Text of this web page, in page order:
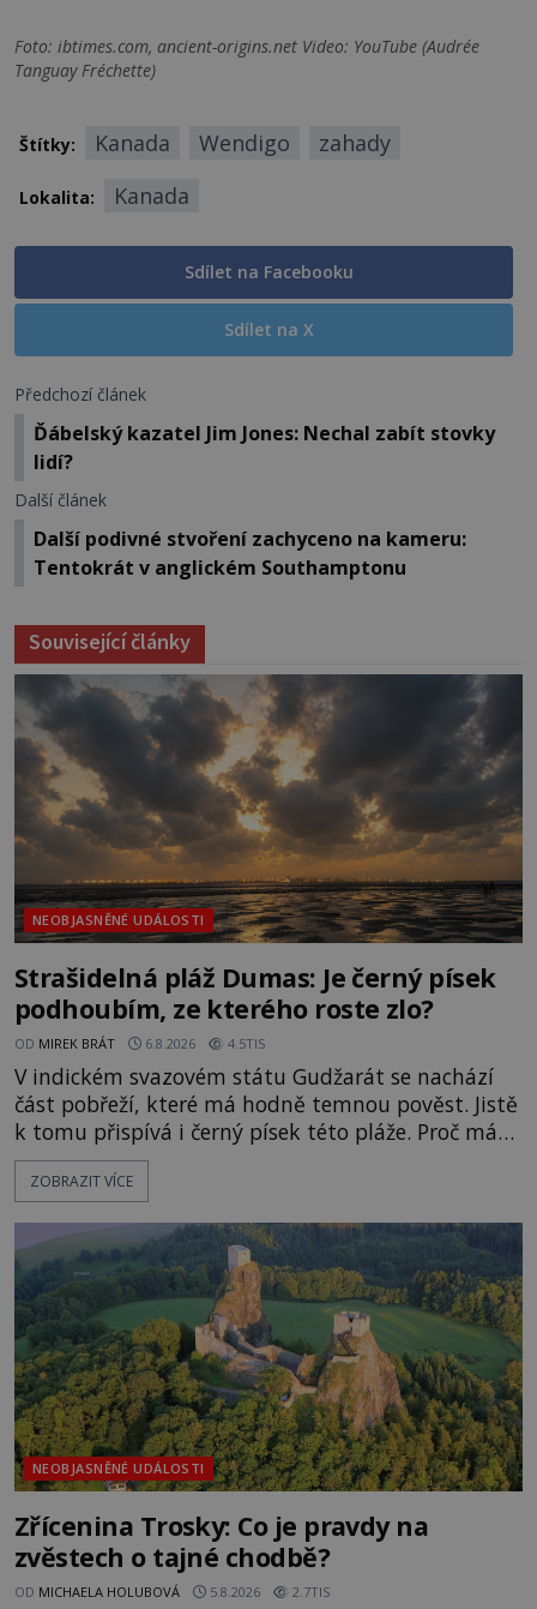
Foto: ibtimes.com, ancient-origins.net Video: YouTube (Audrée
Tanguay Fréchette)
Štítky: Kanada Wendigo zahady
Lokalita: Kanada
Sdílet na Facebooku
Sdílet na X
Předchozí článek
Ďábelský kazatel Jim Jones: Nechal zabít stovky
lidí?
Další článek
Další podivné stvoření zachyceno na kameru:
Tentokrát v anglickém Southamptonu
Související články
NEOBJASNĚNÉ UDÁLOSTI
Strašidelná pláž Dumas: Je černý písek
podhoubím, ze kterého roste zlo?
OD MIREK BRÁT 6.8.2026 4.5TIS
V indickém svazovém státu Gudžarát se nachází
část pobřeží, které má hodně temnou pověst. Jistě
k tomu přispívá i černý písek této pláže. Proč má
pláž takové netypické zbarvení? Nakolik jsou
pravdivé historky, že zde došlo k nevysvětlitelným
následovat. Vstupujeme na pláž Dumas ve městě
Surat. Gu
ZOBRAZIT VÍCE
NEOBJASNĚNÉ UDÁLOSTI
Zřícenina Trosky: Co je pravdy na
zvěstech o tajné chodbě?
OD MICHAELA HOLUBOVÁ 5.8.2026 2.7TIS